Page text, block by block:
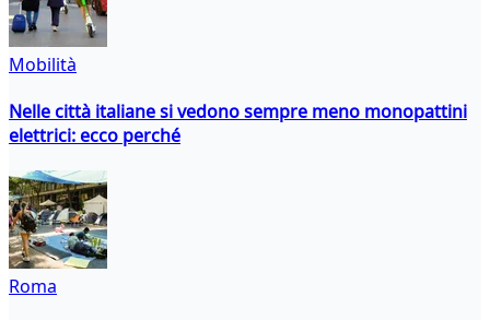
Mobilità
Nelle città italiane si vedono sempre meno monopattini
elettrici: ecco perché
Roma